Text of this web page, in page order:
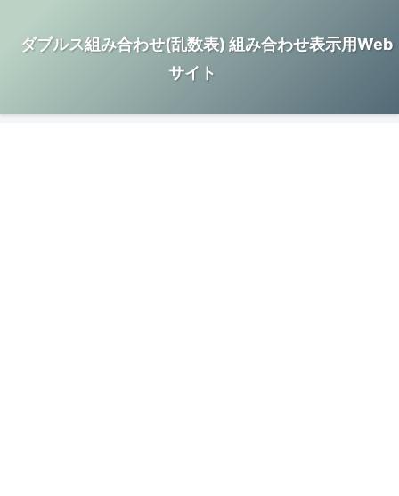
ダブルス組み合わせ(乱数表) 組み合わせ表示用Web
サイト